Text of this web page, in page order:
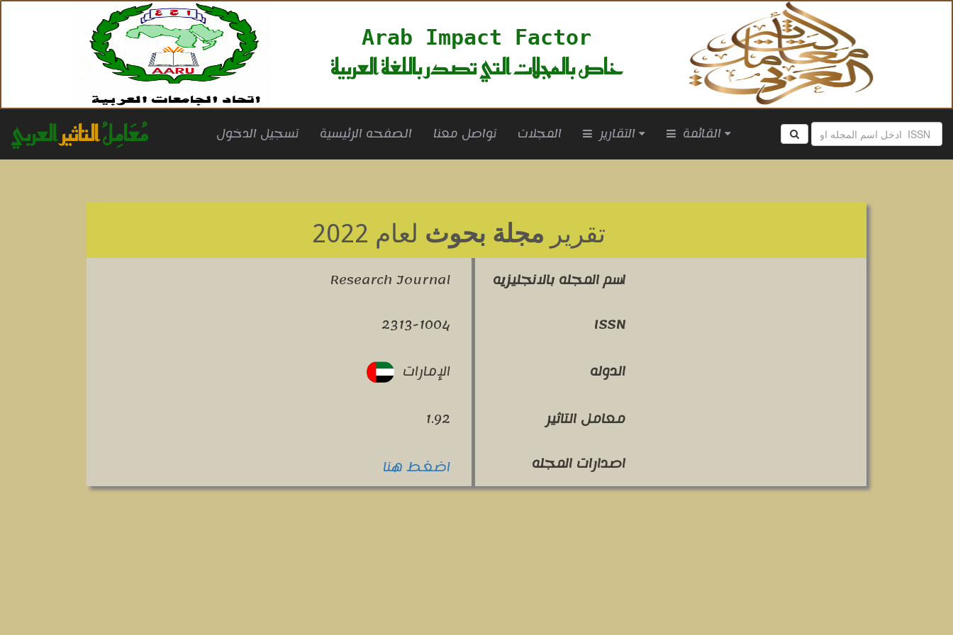
Arab Impact Factor
خاص بالمجلات التي تصدر باللغة العربية
مُعَامِلُالتاثيرالعربي تسجيل الدخول الصفحه الرئيسية تواصل معنا المجلات التقارير القائمة
تقرير مجلة بحوث لعام 2022
اسم المجله بالانجليزيه
Research Journal
ISSN
2313-1004
الدوله
الإمارات
معامل التاثير
1.92
اصدارات المجله
اضغط هنا